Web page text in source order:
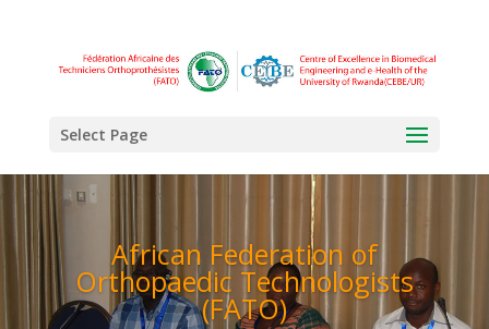
Select Page
African Federation of
Orthopaedic Technologists
(FATO)